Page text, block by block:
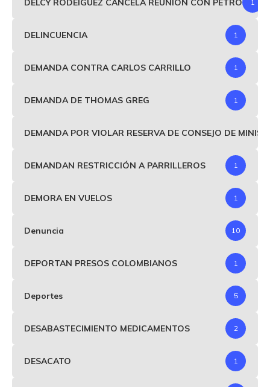
1
DELINCUENCIA 1
DEMANDA CONTRA CARLOS CARRILLO 1
DEMANDA DE THOMAS GREG 1
DEMANDA POR VIOLAR RESERVA DE CONSEJO DE
DEMANDAN RESTRICCIÓN A PARRILLEROS 1
DEMORA EN VUELOS 1
Denuncia 10
DEPORTAN PRESOS COLOMBIANOS 1
Deportes 5
DESABASTECIMIENTO MEDICAMENTOS 2
DESACATO 1